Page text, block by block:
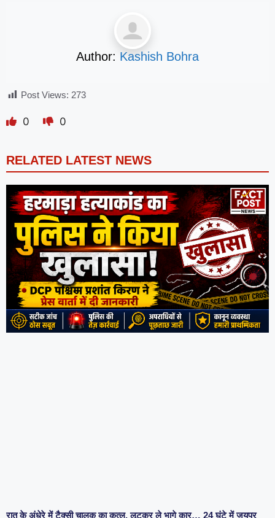
Author: Kashish Bohra
Post Views: 273
0 0
RELATED LATEST NEWS
रात के अंधेरे में टैक्सी चालक का कत्ल, लूटकर ले भागे कार… 24 घंटे में जयपुर